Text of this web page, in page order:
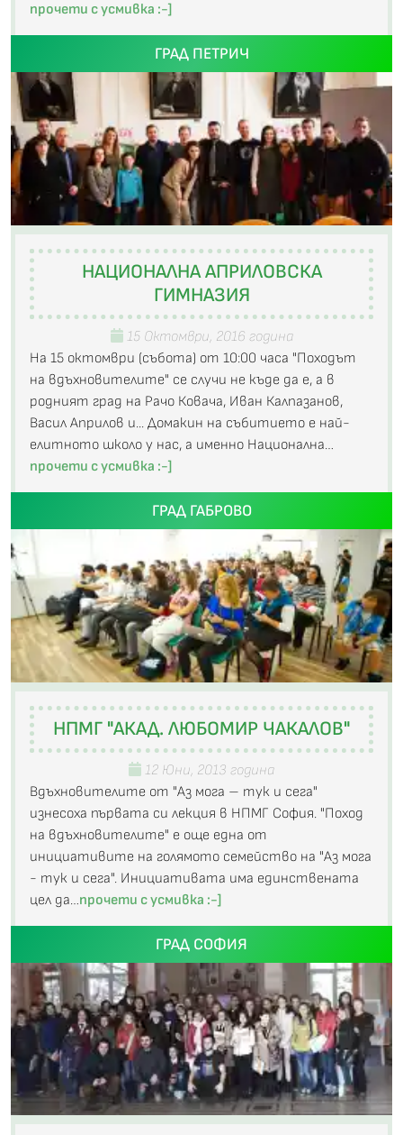
прочети с усмивка :-]
ГРАД ПЕТРИЧ
НАЦИОНАЛНА АПРИЛОВСКА
ГИМНАЗИЯ
15 Октомври, 2016 година
На 15 октомври (събота) от 10:00 часа "Походът
на вдъхновителите" се случи не къде да е, а в
родният град на Рачо Ковача, Иван Калпазанов,
Васил Априлов и... Домакин на събитието е най-
елитното школо у нас, а именно Национална…
прочети с усмивка :-]
ГРАД ГАБРОВО
НПМГ "АКАД. ЛЮБОМИР ЧАКАЛОВ"
12 Юни, 2013 година
Вдъхновителите от "Аз мога – тук и сега"
изнесоха първата си лекция в НПМГ София. "Поход
на вдъхновителите" е още една от
инициативите на голямото семейство на "Аз мога
- тук и сега". Инициативата има единствената
цел да…прочети с усмивка :-]
ГРАД СОФИЯ